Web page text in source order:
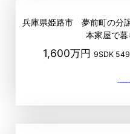
兵庫県姫路市 夢前町の分
本家屋で
1,600万円9SDK